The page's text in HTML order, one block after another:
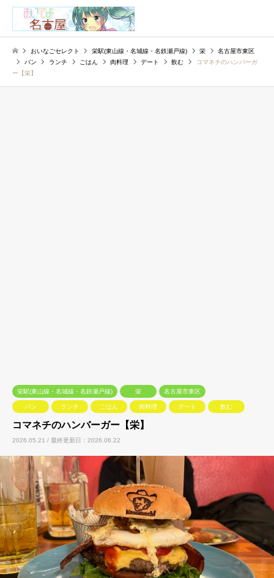
おいなごセレクト 栄駅(東山線・名城線・名鉄瀬戸線) 栄
名古屋市東区
パン
ランチ ごはん 肉料理 デート 飲む
コマネチのハンバーガ
ー【栄】
栄駅(東山線・名城線・名鉄瀬戸線) 栄 名古屋市東区
パン ランチ ごはん 肉料理 デート 飲む
コマネチのハンバーガー【栄】
2026.05.21 / 最終更新日：2026.06.22